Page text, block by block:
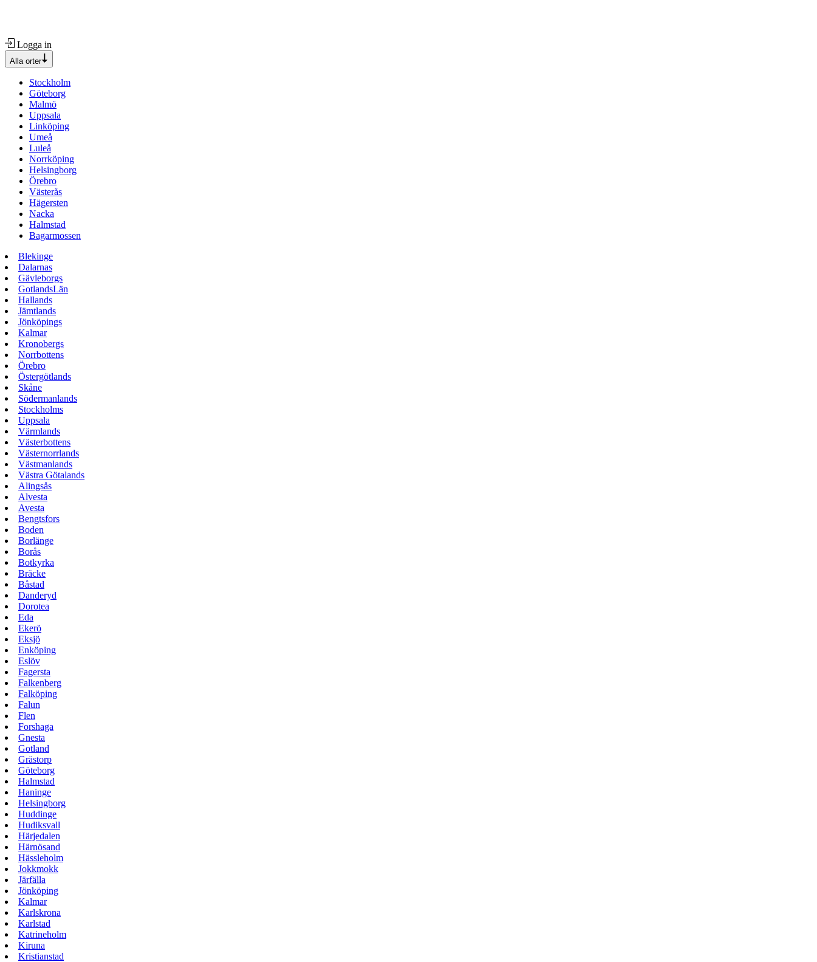
Logga in
Alla orter
Stockholm
Göteborg
Malmö
Uppsala
Linköping
Umeå
Luleå
Norrköping
Helsingborg
Örebro
Västerås
Hägersten
Nacka
Halmstad
Bagarmossen
Blekinge
Dalarnas
Gävleborgs
GotlandsLän
Hallands
Jämtlands
Jönköpings
Kalmar
Kronobergs
Norrbottens
Örebro
Östergötlands
Skåne
Södermanlands
Stockholms
Uppsala
Värmlands
Västerbottens
Västernorrlands
Västmanlands
Västra Götalands
Alingsås
Alvesta
Avesta
Bengtsfors
Boden
Borlänge
Borås
Botkyrka
Bräcke
Båstad
Danderyd
Dorotea
Eda
Ekerö
Eksjö
Enköping
Eslöv
Fagersta
Falkenberg
Falköping
Falun
Flen
Forshaga
Gnesta
Gotland
Grästorp
Göteborg
Halmstad
Haninge
Helsingborg
Huddinge
Hudiksvall
Härjedalen
Härnösand
Hässleholm
Jokkmokk
Järfälla
Jönköping
Kalmar
Karlskrona
Karlstad
Katrineholm
Kiruna
Kristianstad